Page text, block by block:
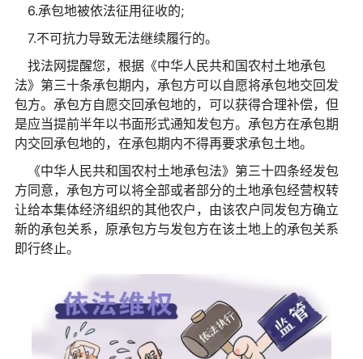
6.承包地被依法征用征收的;
7.不可抗力导致无法继续履行的。
找法网提醒您，根据《中华人民共和国农村土地承包
法》第三十条承包期内，承包方可以自愿将承包地交回发
包方。承包方自愿交回承包地的，可以获得合理补偿，但
是应当提前半年以书面形式通知发包方。承包方在承包期
内交回承包地的，在承包期内不得再要求承包土地。
《中华人民共和国农村土地承包法》第三十四条经发包
方同意，承包方可以将全部或者部分的土地承包经营权转
让给本集体经济组织的其他农户，由该农户同发包方确立
新的承包关系，原承包方与发包方在该土地上的承包关系
即行终止。